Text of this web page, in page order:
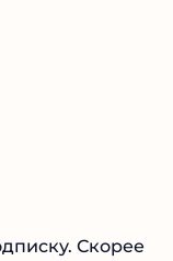
Скорее